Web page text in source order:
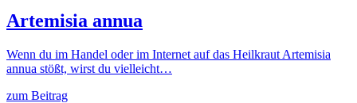
Artemisia annua
Wenn du im Handel oder im Internet auf das Heilkraut Artemisia
annua stößt, wirst du vielleicht…
zum Beitrag